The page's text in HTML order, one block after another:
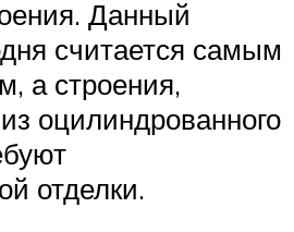
Данный
считается самым
а строения,
оцилиндрованного
отделки.